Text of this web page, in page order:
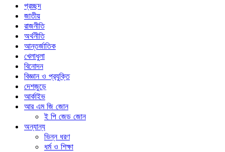
প্রচ্ছদ
জাতীয়
রাজনীতি
অর্থনীতি
আন্তর্জাতিক
খেলাধুলা
বিনোদন
বিজ্ঞান ও প্রযুক্তি
দেশজুড়ে
আর্কাইভ
আর এম জি জোন
ই পি জেড জোন
অন্যান্য
ভিন্ন ধরণ
ধর্ম ও শিক্ষা